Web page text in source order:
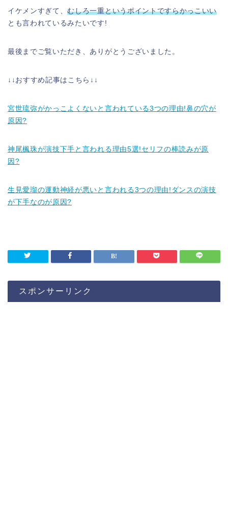
イケメンすぎて、むしろ一重というポイントですらかっこいい
とも言われているみたいです!
最後までご覧いただき、ありがとうございました。
↓↓おすすめ記事はこちら↓↓
宮世琉弥がかっこよくないと言われている3つの理由!鼻の穴が
原因?
神尾楓珠が演技下手と言われる理由5選!セリフの棒読みが原
因?
生見愛瑠の運動神経が悪いと言われる3つの理由!ダンスの演技
が下手なのが原因?
スポンサーリンク